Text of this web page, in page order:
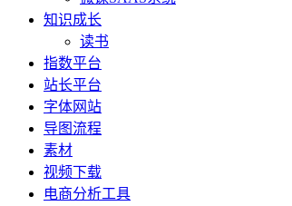
知识成长
读书
指数平台
站长平台
字体网站
导图流程
素材
视频下载
电商分析工具